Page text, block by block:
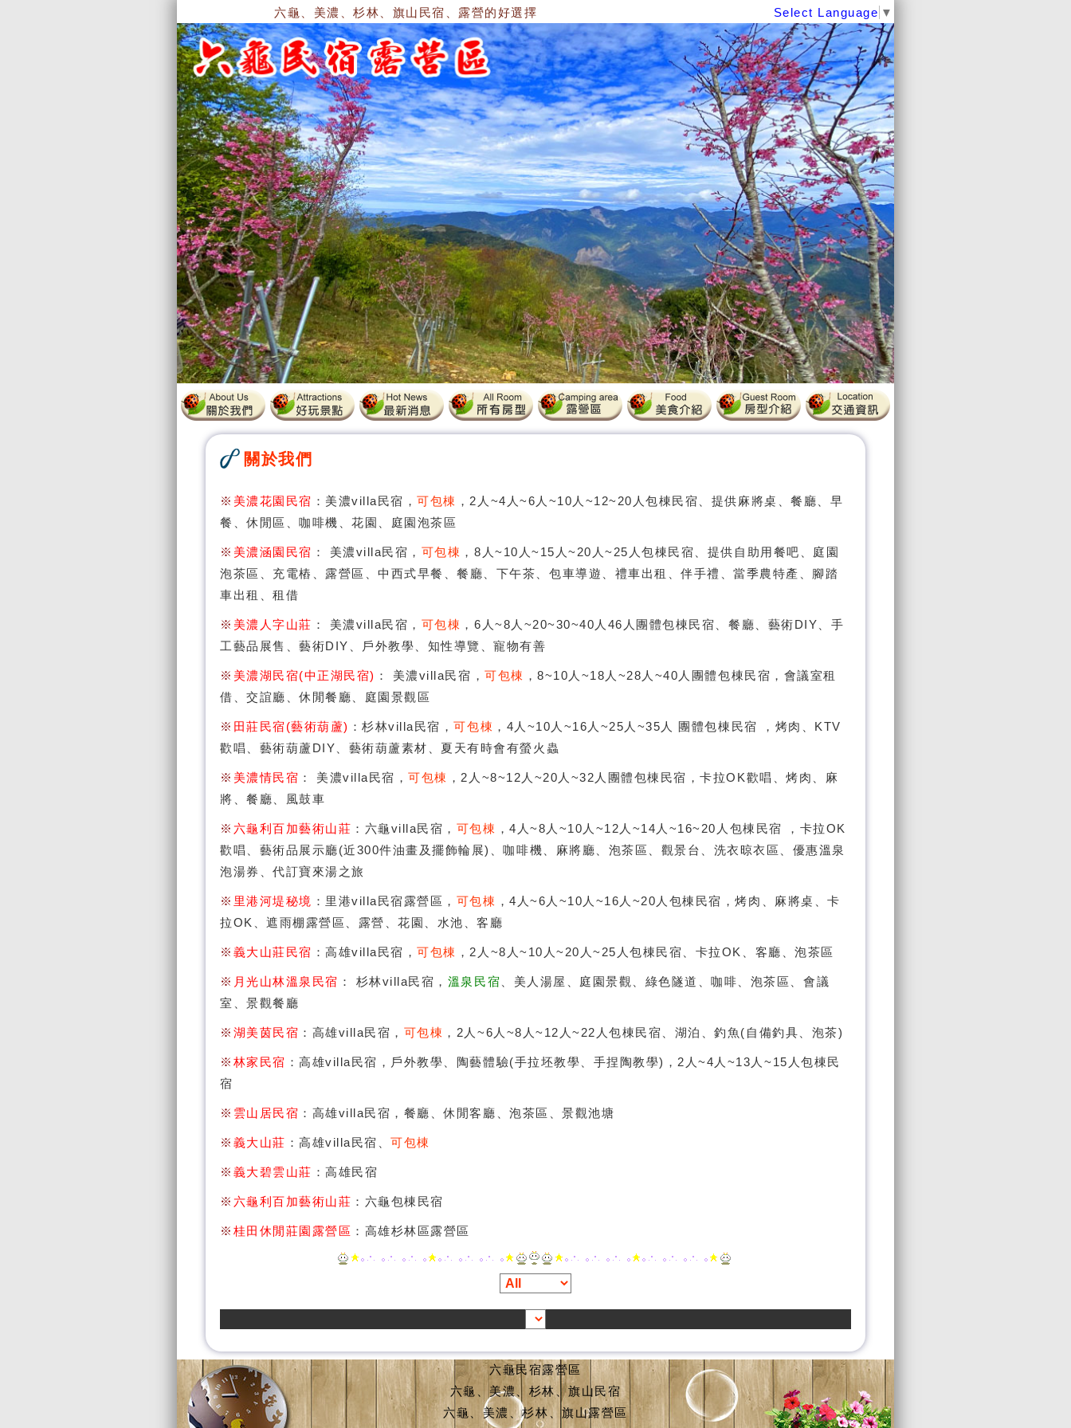
六龜、美濃、杉林、旗山民宿、露營的好選擇 Select Language ▼
關於我們
※ 美濃花園民宿 ：美濃villa民宿，可包棟 ，2人~4人~6人~10人~12~20人包棟民宿、提供麻將桌、餐廳、早
餐、休閒區、咖啡機、花園、庭園泡茶區
※ 美濃涵園民宿 ： 美濃villa民宿， 可包棟 ，8人~10人~15人~20人~25人包棟民宿、提供自助用餐吧、庭園
泡茶區、充電樁、露營區、中西式早餐、餐廳、下午茶、包車導遊、禮車出租、伴手禮、當季農特產、腳踏
車出租、租借
※ 美濃人字山莊 ： 美濃villa民宿， 可包棟 ，6人~8人~20~30~40人46人團體包棟民宿、餐廳、藝術DIY、手
工藝品展售、藝術DIY、戶外教學、知性導覽、寵物有善
※ 美濃湖民宿(中正湖民宿) ： 美濃villa民宿，可包棟 ，8~10人~18人~28人~40人團體包棟民宿，會議室租
借、交誼廳、休閒餐廳、庭園景觀區
※ 田莊民宿(藝術葫蘆) ：杉林villa民宿，可包棟 ，4人~10人~16人~25人~35人 團體包棟民宿 ，烤肉、KTV
歡唱、藝術葫蘆DIY、藝術葫蘆素材、夏天有時會有螢火蟲
※ 美濃情民宿 ： 美濃villa民宿，可包棟 ，2人~8~12人~20人~32人團體包棟民宿，卡拉OK歡唱、烤肉、麻
將、餐廳、風鼓車
※ 六龜利百加藝術山莊 ：六龜villa民宿， 可包棟 ，4人~8人~10人~12人~14人~16~20人包棟民宿 ，卡拉OK
歡唱、藝術品展示廳(近300件油畫及擺飾輪展)、咖啡機、麻將廳、泡茶區、觀景台、洗衣晾衣區、優惠溫泉
泡湯券、代訂寶來湯之旅
※ 里港河堤秘境 ：里港villa民宿露營區， 可包棟 ，4人~6人~10人~16人~20人包棟民宿，烤肉、麻將桌、卡
拉OK、遮雨棚露營區、露營、花園、水池、客廳
※ 義大山莊民宿 ：高雄villa民宿，可包棟 ，2人~8人~10人~20人~25人包棟民宿、卡拉OK、客廳、泡茶區
※ 月光山林溫泉民宿 ： 杉林villa民宿， 溫泉民宿 、美人湯屋、庭園景觀、綠色隧道、咖啡、泡茶區、會議
室、景觀餐廳
※ 湖美茵民宿 ：高雄villa民宿， 可包棟 ，2人~6人~8人~12人~22人包棟民宿、湖泊、釣魚(自備釣具、泡茶)
※ 林家民宿 ：高雄villa民宿，戶外教學、陶藝體驗(手拉坯教學、手捏陶教學)，2人~4人~13人~15人包棟民
宿
※ 雲山居民宿 ：高雄villa民宿，餐廳、休閒客廳、泡茶區、景觀池塘
※ 義大山莊 ：高雄villa民宿、可包棟
※ 義大碧雲山莊 ：高雄民宿
※ 六龜利百加藝術山莊 ：六龜包棟民宿
※ 桂田休閒莊園露營區 ：高雄杉林區露營區
六龜民宿露營區
六龜、美濃、杉林、旗山民宿
六龜、美濃、杉林、旗山露營區